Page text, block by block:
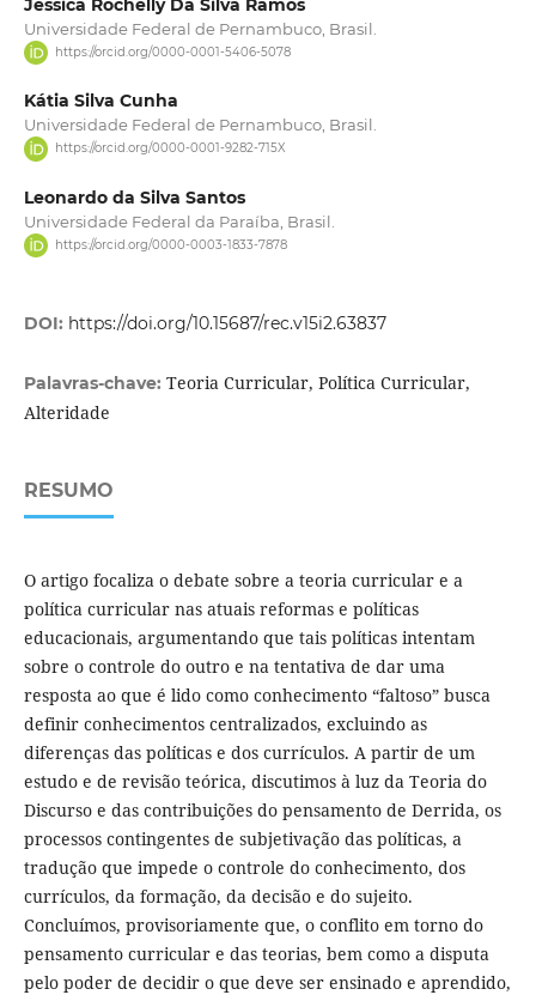
Jéssica Rochelly Da Silva Ramos
Universidade Federal de Pernambuco, Brasil.
https://orcid.org/0000-0001-5406-5078
Kátia Silva Cunha
Universidade Federal de Pernambuco, Brasil.
https://orcid.org/0000-0001-9282-715X
Leonardo da Silva Santos
Universidade Federal da Paraíba, Brasil.
https://orcid.org/0000-0003-1833-7878
DOI: https://doi.org/10.15687/rec.v15i2.63837
Palavras-chave: Teoria Curricular, Política Curricular,
Alteridade
RESUMO
O artigo focaliza o debate sobre a teoria curricular e a
política curricular nas atuais reformas e políticas
educacionais, argumentando que tais políticas intentam
sobre o controle do outro e na tentativa de dar uma
resposta ao que é lido como conhecimento “faltoso” busca
definir conhecimentos centralizados, excluindo as
diferenças das políticas e dos currículos. A partir de um
estudo e de revisão teórica, discutimos à luz da Teoria do
Discurso e das contribuições do pensamento de Derrida, os
processos contingentes de subjetivação das políticas, a
tradução que impede o controle do conhecimento, dos
currículos, da formação, da decisão e do sujeito.
Concluímos, provisoriamente que, o conflito em torno do
pensamento curricular e das teorias, bem como a disputa
pelo poder de decidir o que deve ser ensinado e aprendido,